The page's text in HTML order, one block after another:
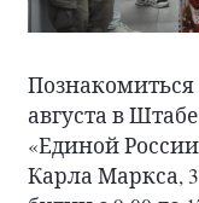
августа в
«Единой
Карла Маркса,